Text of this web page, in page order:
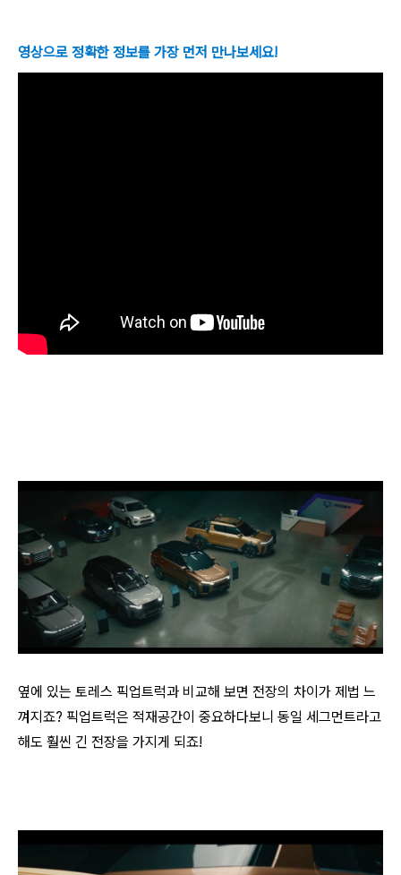
영상으로 정확한 정보를 가장 먼저 만나보세요!
옆에 있는 토레스 픽업트럭과 비교해 보면 전장의 차이가 제법 느
껴지죠? 픽업트럭은 적재공간이 중요하다보니 동일 세그먼트라고
해도 훨씬 긴 전장을 가지게 되죠!